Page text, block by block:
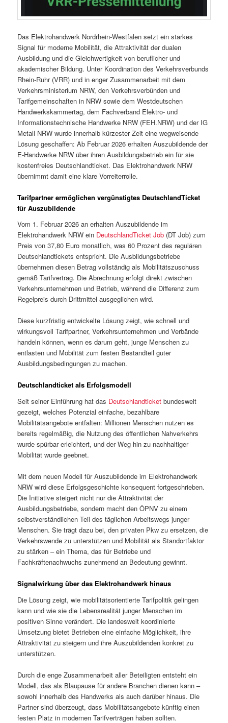
Das Elektrohandwerk Nordrhein-Westfalen setzt ein starkes
Signal für moderne Mobilität, die Attraktivität der dualen
Ausbildung und die Gleichwertigkeit von beruflicher und
akademischer Bildung. Unter Koordination des Verkehrsverbunds
Rhein-Ruhr (VRR) und in enger Zusammenarbeit mit dem
Verkehrsministerium NRW, den Verkehrsverbünden und
Tarifgemeinschaften in NRW sowie dem Westdeutschen
Handwerkskammertag, dem Fachverband Elektro- und
Informationstechnische Handwerke NRW (FEH.NRW) und der IG
Metall NRW wurde innerhalb kürzester Zeit eine wegweisende
Lösung geschaffen: Ab Februar 2026 erhalten Auszubildende der
E-Handwerke NRW über ihren Ausbildungsbetrieb ein für sie
kostenfreies Deutschlandticket. Das Elektrohandwerk NRW
übernimmt damit eine klare Vorreiterrolle.
Tarifpartner ermöglichen vergünstigtes DeutschlandTicket
für Auszubildende
Vom 1. Februar 2026 an erhalten Auszubildende im
Elektrohandwerk NRW ein DeutschlandTicket Job (DT Job) zum
Preis von 37,80 Euro monatlich, was 60 Prozent des regulären
Deutschlandtickets entspricht. Die Ausbildungsbetriebe
übernehmen diesen Betrag vollständig als Mobilitätszuschuss
gemäß Tarifvertrag. Die Abrechnung erfolgt direkt zwischen
Verkehrsunternehmen und Betrieb, während die Differenz zum
Regelpreis durch Drittmittel ausgeglichen wird.
Diese kurzfristig entwickelte Lösung zeigt, wie schnell und
wirkungsvoll Tarifpartner, Verkehrsunternehmen und Verbände
handeln können, wenn es darum geht, junge Menschen zu
entlasten und Mobilität zum festen Bestandteil guter
Ausbildungsbedingungen zu machen.
Deutschlandticket als Erfolgsmodell
Seit seiner Einführung hat das Deutschlandticket bundesweit
gezeigt, welches Potenzial einfache, bezahlbare
Mobilitätsangebote entfalten: Millionen Menschen nutzen es
bereits regelmäßig, die Nutzung des öffentlichen Nahverkehrs
wurde spürbar erleichtert, und der Weg hin zu nachhaltiger
Mobilität wurde geebnet.
Mit dem neuen Modell für Auszubildende im Elektrohandwerk
NRW wird diese Erfolgsgeschichte konsequent fortgeschrieben.
Die Initiative steigert nicht nur die Attraktivität der
Ausbildungsbetriebe, sondern macht den ÖPNV zu einem
selbstverständlichen Teil des täglichen Arbeitswegs junger
Menschen. Sie trägt dazu bei, den privaten Pkw zu ersetzen, die
Verkehrswende zu unterstützen und Mobilität als Standortfaktor
zu stärken – ein Thema, das für Betriebe und
Fachkräftenachwuchs zunehmend an Bedeutung gewinnt.
Signalwirkung über das Elektrohandwerk hinaus
Die Lösung zeigt, wie mobilitätsorientierte Tarifpolitik gelingen
kann und wie sie die Lebensrealität junger Menschen im
positiven Sinne verändert. Die landesweit koordinierte
Umsetzung bietet Betrieben eine einfache Möglichkeit, ihre
Attraktivität zu steigern und ihre Auszubildenden konkret zu
unterstützen.
Durch die enge Zusammenarbeit aller Beteiligten entsteht ein
Modell, das als Blaupause für andere Branchen dienen kann –
sowohl innerhalb des Handwerks als auch darüber hinaus. Die
Partner sind überzeugt, dass Mobilitätsangebote künftig einen
festen Platz in modernen Tarifverträgen haben sollten.